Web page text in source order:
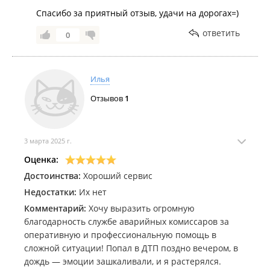
Спасибо за приятный отзыв, удачи на дорогах=)
0 ответить
Илья
Отзывов 1
3 марта 2025 г.
Оценка:
Достоинства: Хороший сервис
Недостатки: Их нет
Комментарий: Хочу выразить огромную
благодарность службе аварийных комиссаров за
оперативную и профессиональную помощь в
сложной ситуации! Попал в ДТП поздно вечером, в
дождь — эмоции зашкаливали, и я растерялся.